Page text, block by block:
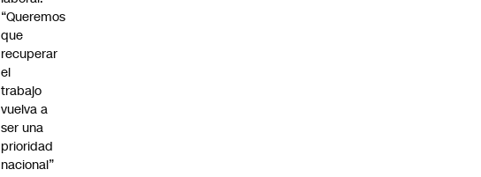
“Queremos
que
recuperar
el
trabajo
vuelva a
ser una
prioridad
nacional”